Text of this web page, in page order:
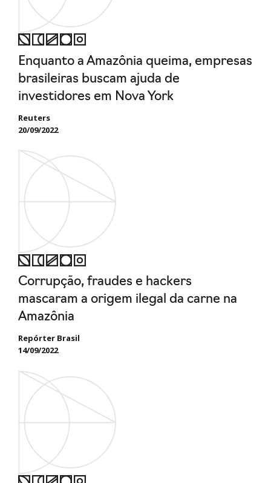
Enquanto a Amazônia queima, empresas
brasileiras buscam ajuda de
investidores em Nova York
Reuters
20/09/2022
Corrupção, fraudes e hackers
mascaram a origem ilegal da carne na
Amazônia
Repórter Brasil
14/09/2022